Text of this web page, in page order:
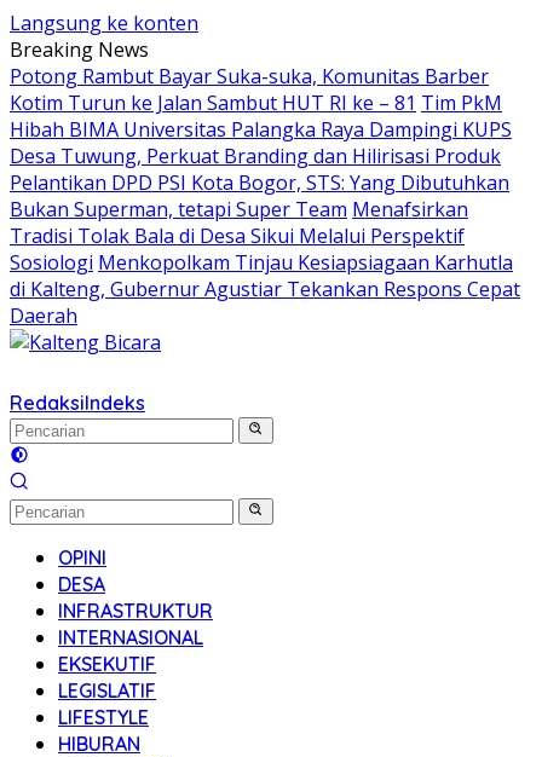
Langsung ke konten
Breaking News
Potong Rambut Bayar Suka-suka, Komunitas Barber
Kotim Turun ke Jalan Sambut HUT RI ke – 81 Tim PkM
Hibah BIMA Universitas Palangka Raya Dampingi KUPS
Desa Tuwung, Perkuat Branding dan Hilirisasi Produk
Pelantikan DPD PSI Kota Bogor, STS: Yang Dibutuhkan
Bukan Superman, tetapi Super Team Menafsirkan
Tradisi Tolak Bala di Desa Sikui Melalui Perspektif
Sosiologi Menkopolkam Tinjau Kesiapsiagaan Karhutla
di Kalteng, Gubernur Agustiar Tekankan Respons Cepat
Daerah
RedaksiIndeks
OPINI
DESA
INFRASTRUKTUR
INTERNASIONAL
EKSEKUTIF
LEGISLATIF
LIFESTYLE
HIBURAN